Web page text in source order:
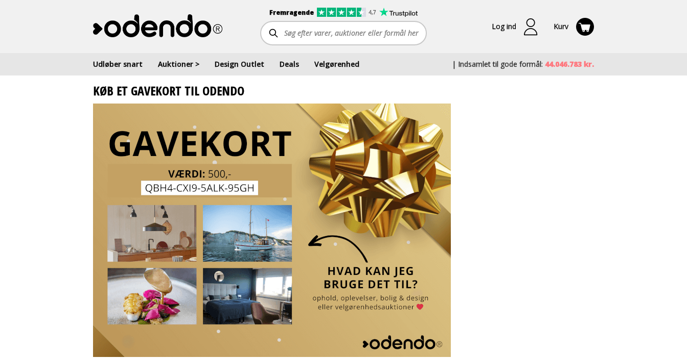
Fremragende 4,7
Log ind Kurv
Udløber snart Auktioner > Design Outlet Deals Velgørenhed | Indsamlet til gode formål: 44.046.783 kr.
KØB ET GAVEKORT TIL ODENDO